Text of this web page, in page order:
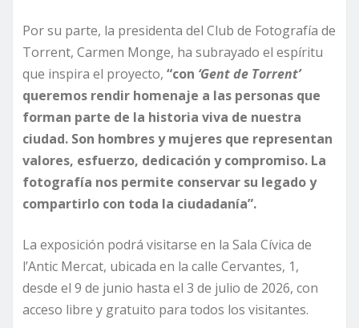
Por su parte, la presidenta del Club de Fotografía de
Torrent, Carmen Monge, ha subrayado el espíritu
que inspira el proyecto, “con ‘Gent de Torrent’
queremos rendir homenaje a las personas que
forman parte de la historia viva de nuestra
ciudad. Son hombres y mujeres que representan
valores, esfuerzo, dedicación y compromiso. La
fotografía nos permite conservar su legado y
compartirlo con toda la ciudadanía”.
La exposición podrá visitarse en la Sala Cívica de
l’Antic Mercat, ubicada en la calle Cervantes, 1,
desde el 9 de junio hasta el 3 de julio de 2026, con
acceso libre y gratuito para todos los visitantes.